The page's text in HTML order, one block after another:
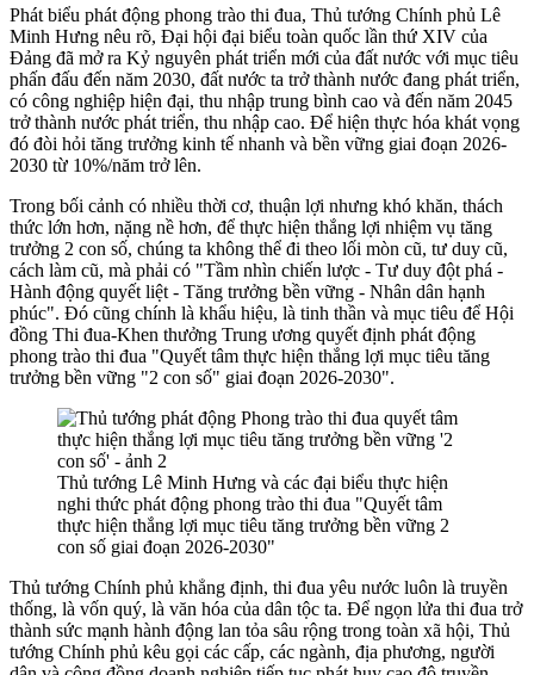
Phát biểu phát động phong trào thi đua, Thủ tướng Chính phủ Lê
Minh Hưng nêu rõ, Đại hội đại biểu toàn quốc lần thứ XIV của
Đảng đã mở ra Kỷ nguyên phát triển mới của đất nước với mục tiêu
phấn đấu đến năm 2030, đất nước ta trở thành nước đang phát triển,
có công nghiệp hiện đại, thu nhập trung bình cao và đến năm 2045
trở thành nước phát triển, thu nhập cao. Để hiện thực hóa khát vọng
đó đòi hỏi tăng trưởng kinh tế nhanh và bền vững giai đoạn 2026-
2030 từ 10%/năm trở lên.
Trong bối cảnh có nhiều thời cơ, thuận lợi nhưng khó khăn, thách
thức lớn hơn, nặng nề hơn, để thực hiện thắng lợi nhiệm vụ tăng
trưởng 2 con số, chúng ta không thể đi theo lối mòn cũ, tư duy cũ,
cách làm cũ, mà phải có "Tầm nhìn chiến lược - Tư duy đột phá -
Hành động quyết liệt - Tăng trưởng bền vững - Nhân dân hạnh
phúc". Đó cũng chính là khẩu hiệu, là tinh thần và mục tiêu để Hội
đồng Thi đua-Khen thưởng Trung ương quyết định phát động
phong trào thi đua "Quyết tâm thực hiện thắng lợi mục tiêu tăng
trưởng bền vững "2 con số" giai đoạn 2026-2030".
Thủ tướng Lê Minh Hưng và các đại biểu thực hiện
nghi thức phát động phong trào thi đua "Quyết tâm
thực hiện thắng lợi mục tiêu tăng trưởng bền vững 2
con số giai đoạn 2026-2030"
Thủ tướng Chính phủ khẳng định, thi đua yêu nước luôn là truyền
thống, là vốn quý, là văn hóa của dân tộc ta. Để ngọn lửa thi đua trở
thành sức mạnh hành động lan tỏa sâu rộng trong toàn xã hội, Thủ
tướng Chính phủ kêu gọi các cấp, các ngành, địa phương, người